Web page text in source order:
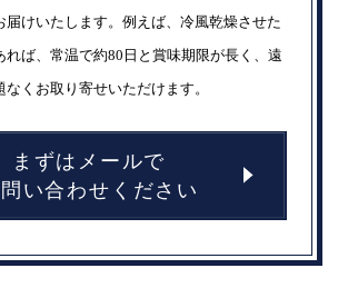
届けいたします。例えば、冷風乾燥させた
れば、常温で約80日と賞味期限が長く、遠
くお取り寄せいただけます。
まずはメールで
い合わせください